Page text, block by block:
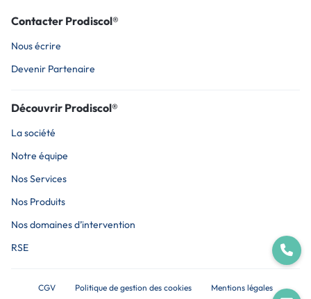
Contacter Prodiscol®
Nous écrire
Devenir Partenaire
Découvrir Prodiscol®
La société
Notre équipe
Nos Services
Nos Produits
Nos domaines d’intervention
RSE
CGV Politique de gestion des cookies Mentions légales